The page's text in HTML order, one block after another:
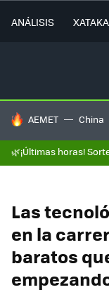
ANÁLISIS
HOY SE HABLA DE
AEMET China
🌿¡Últimas horas!
Las
en la
baratos